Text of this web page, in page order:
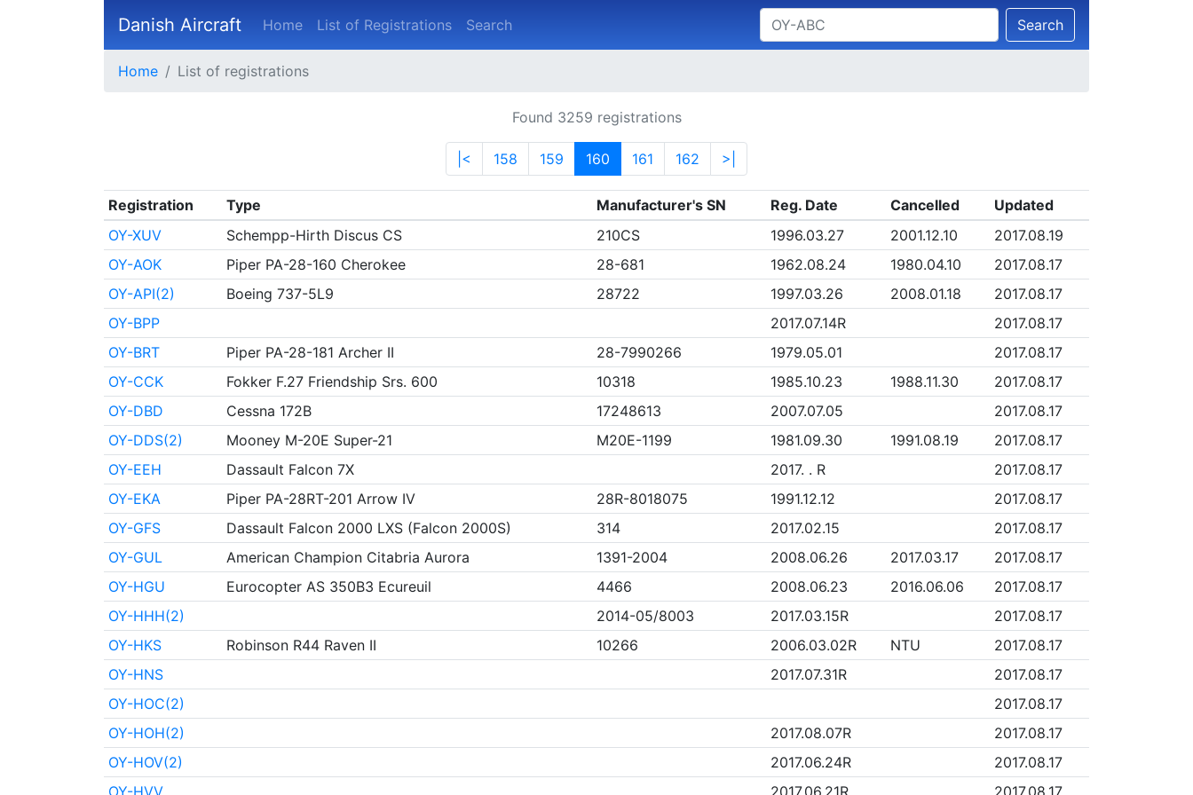
Danish Aircraft Home List of Registrations Search Search
Home List of registrations
Found 3259 registrations
|< 158 159 160 161 162 >|
Registration Type Manufacturer's SN Reg. Date Cancelled
Updated
OY-XUV
Schempp-Hirth Discus CS 210CS 1996.03.27 2001.12.10
2017.08.19
OY-AOK
Piper PA-28-160 Cherokee 28-681 1962.08.24 1980.04.10
2017.08.17
OY-API(2)
Boeing 737-5L9 28722 1997.03.26 2008.01.18
2017.08.17
OY-BPP
2017.07.14R
2017.08.17
OY-BRT
Piper PA-28-181 Archer II 28-7990266 1979.05.01
2017.08.17
OY-CCK
Fokker F.27 Friendship Srs. 600 10318 1985.10.23 1988.11.30
2017.08.17
OY-DBD
Cessna 172B 17248613 2007.07.05
2017.08.17
OY-DDS(2)
Mooney M-20E Super-21 M20E-1199 1981.09.30 1991.08.19
2017.08.17
OY-EEH
Dassault Falcon 7X 2017. . R
2017.08.17
OY-EKA
Piper PA-28RT-201 Arrow IV 28R-8018075 1991.12.12
2017.08.17
OY-GFS
Dassault Falcon 2000 LXS (Falcon 2000S) 314 2017.02.15
2017.08.17
OY-GUL
American Champion Citabria Aurora 1391-2004 2008.06.26 2017.03.17
2017.08.17
OY-HGU
Eurocopter AS 350B3 Ecureuil 4466 2008.06.23 2016.06.06
2017.08.17
OY-HHH(2)
2014-05/8003 2017.03.15R
2017.08.17
OY-HKS
Robinson R44 Raven II 10266 2006.03.02R NTU
2017.08.17
OY-HNS
2017.07.31R
2017.08.17
OY-HOC(2)
2017.08.17
OY-HOH(2)
2017.08.07R
2017.08.17
OY-HOV(2)
2017.06.24R
2017.08.17
OY-HVV
2017.06.21R 2017.08.17